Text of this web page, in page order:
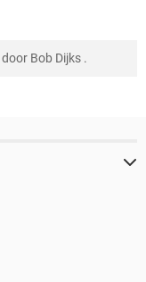
door Bob Dijks .